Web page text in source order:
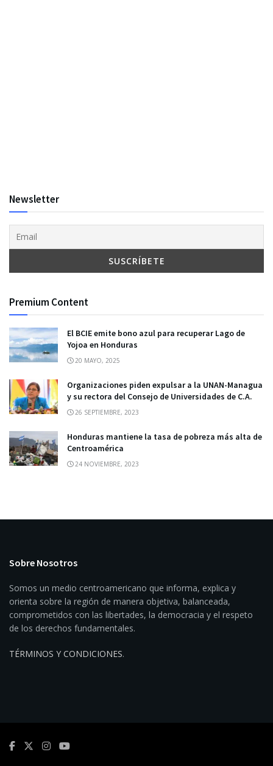
Newsletter
Premium Content
El BCIE emite bono azul para recuperar Lago de
Yojoa en Honduras
20 MAYO, 2025
Organizaciones piden expulsar a la UNAN-Managua
y su rectora del Consejo de Universidades de C.A.
26 SEPTIEMBRE, 2023
Honduras mantiene la tasa de pobreza más alta de
Centroamérica
24 NOVIEMBRE, 2023
Sobre Nosotros
Somos un medio centroamericano que informa, explica y
orienta sobre la región de manera objetiva, balanceada,
comprometidos con las libertades, la democracia y el respeto
de los derechos fundamentales.
TÉRMINOS Y CONDICIONES.